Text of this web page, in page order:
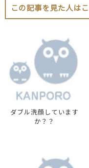
この記事を見た人は
ダブル洗顔しています
か？？